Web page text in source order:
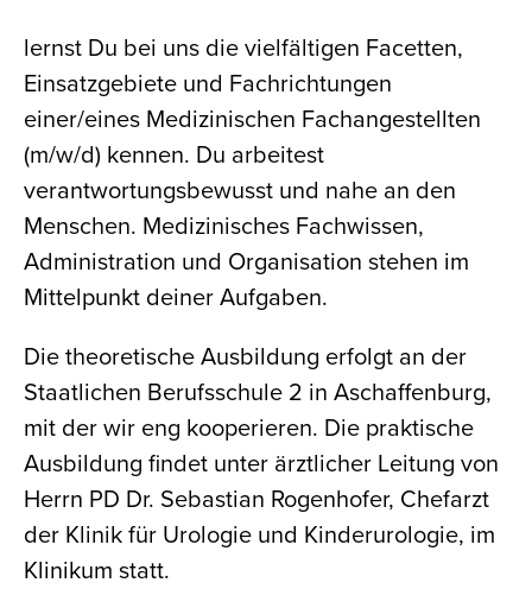
lernst Du bei uns die vielfältigen Facetten,
Einsatzgebiete und Fachrichtungen
einer/eines Medizinischen Fachangestellten
(m/w/d) kennen. Du arbeitest
verantwortungsbewusst und nahe an den
Menschen. Medizinisches Fachwissen,
Administration und Organisation stehen im
Mittelpunkt deiner Aufgaben.
Die theoretische Ausbildung erfolgt an der
Staatlichen Berufsschule 2 in Aschaffenburg,
mit der wir eng kooperieren. Die praktische
Ausbildung findet unter ärztlicher Leitung von
Herrn PD Dr. Sebastian Rogenhofer, Chefarzt
der Klinik für Urologie und Kinderurologie, im
Klinikum statt.